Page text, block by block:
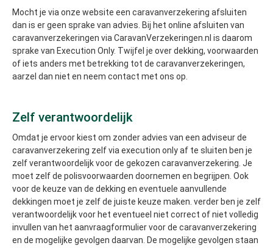
Mocht je via onze website een caravanverzekering afsluiten
dan is er geen sprake van advies. Bij het online afsluiten van
caravanverzekeringen via CaravanVerzekeringen.nl is daarom
sprake van Execution Only. Twijfel je over dekking, voorwaarden
of iets anders met betrekking tot de caravanverzekeringen,
aarzel dan niet en neem contact met ons op.
Zelf verantwoordelijk
Omdat je ervoor kiest om zonder advies van een adviseur de
caravanverzekering zelf via execution only af te sluiten ben je
zelf verantwoordelijk voor de gekozen caravanverzekering. Je
moet zelf de polisvoorwaarden doornemen en begrijpen. Ook
voor de keuze van de dekking en eventuele aanvullende
dekkingen moet je zelf de juiste keuze maken. verder ben je zelf
verantwoordelijk voor het eventueel niet correct of niet volledig
invullen van het aanvraagformulier voor de caravanverzekering
en de mogelijke gevolgen daarvan. De mogelijke gevolgen staan